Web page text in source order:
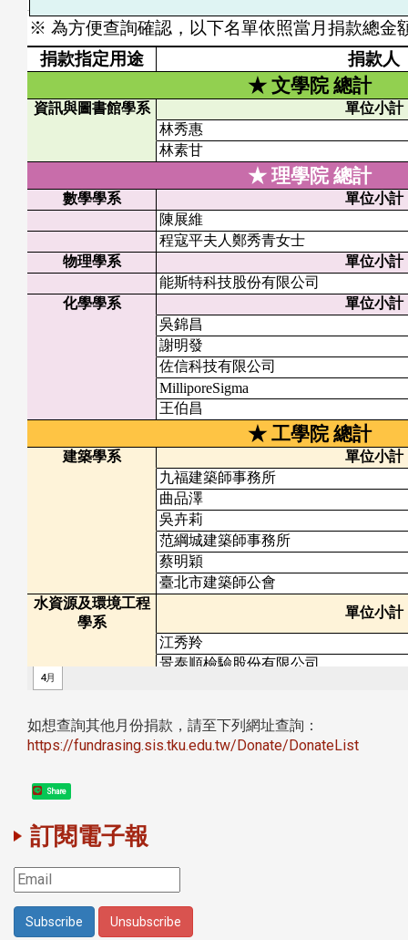
如想查詢其他月份捐款，請至下列網址查詢：
https://fundrasing.sis.tku.edu.tw/Donate/DonateList
Share
訂閱電子報